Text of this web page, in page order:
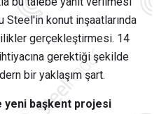
Steel'in konut inşaatlarında
gerçekleştirmesi. 14
gerektiği şekilde
bir yaklaşım şart.
yeni başkent projesi